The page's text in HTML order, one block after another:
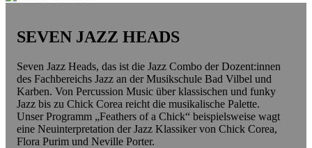
SEVEN JAZZ HEADS
Seven Jazz Heads, das ist die Jazz Combo der Dozent:innen
des Fachbereichs Jazz an der Musikschule Bad Vilbel und
Karben. Von Percussion Music über klassischen und funky
Jazz bis zu Chick Corea reicht die musikalische Palette.
Unser Programm „Feathers of a Chick“ beispielsweise wagt
eine Neuinterpretation der Jazz Klassiker von Chick Corea,
Flora Purim und Neville Porter.